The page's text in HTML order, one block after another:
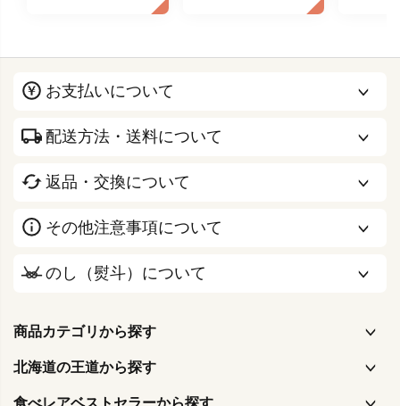
お支払いについて
配送方法・送料について
返品・交換について
その他注意事項について
のし（熨斗）について
商品カテゴリから探す
北海道の王道から探す
食べレアベストセラーから探す